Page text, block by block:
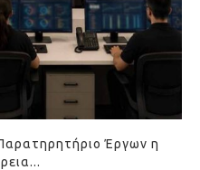
Έργων η